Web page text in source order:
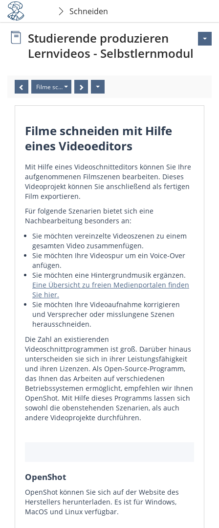
Schneiden
Studierende produzieren
Lernvideos - Selbstlernmodul
Filme schneiden mit Hilfe eines Videoeditors
Filme schneiden mit Hilfe
eines Videoeditors
Mit Hilfe eines Videoschnitteditors können Sie Ihre
aufgenommenen Filmszenen bearbeiten. Dieses
Videoprojekt können Sie anschließend als fertigen
Film exportieren.
Für folgende Szenarien bietet sich eine
Nachbearbeitung besonders an:
Sie möchten vereinzelte Videoszenen zu einem
gesamten Video zusammenfügen.
Sie möchten Ihre Videospur um ein Voice-Over
anfügen.
Sie möchten eine Hintergrundmusik ergänzen.
Eine Übersicht zu freien Medienportalen finden
Sie hier.
Sie möchten Ihre Videoaufnahme korrigieren
und Versprecher oder misslungene Szenen
herausschneiden.
Die Zahl an existierenden
Videoschnittprogrammen ist groß. Darüber hinaus
unterscheiden sie sich in ihrer Leistungsfähigkeit
und ihren Lizenzen. Als Open-Source-Programm,
das Ihnen das Arbeiten auf verschiedenen
Betriebssystemen ermöglicht, empfehlen wir Ihnen
OpenShot. Mit Hilfe dieses Programms lassen sich
sowohl die obenstehenden Szenarien, als auch
andere Videoprojekte durchführen.
OpenShot
OpenShot können Sie sich auf der Website des
Herstellers herunterladen. Es ist für Windows,
MacOS und Linux verfügbar.